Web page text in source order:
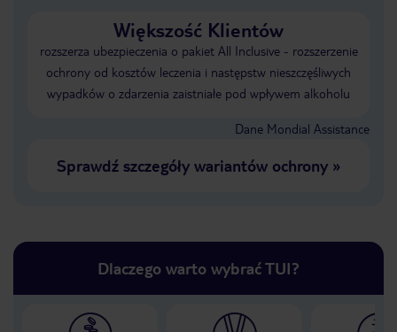
Większość Klientów
rozszerza ubezpieczenia o pakiet All Inclusive - rozszerzenie
ochrony od kosztów leczenia i następstw nieszczęśliwych
wypadków o zdarzenia zaistniałe pod wpływem alkoholu
Dane Mondial Assistance
Sprawdź szczegóły wariantów ochrony»
Dlaczego warto wybrać TUI?